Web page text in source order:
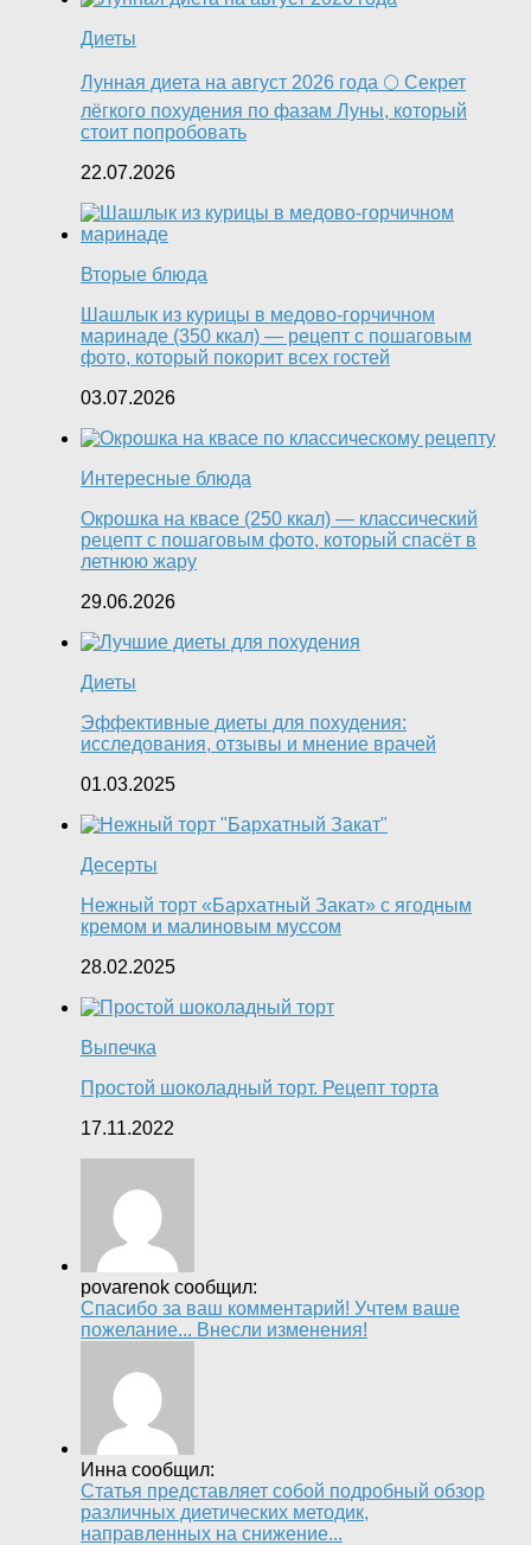
Диеты
Лунная диета на август 2026 года 🌕 Секрет
лёгкого похудения по фазам Луны, который
стоит попробовать
22.07.2026
Вторые блюда
Шашлык из курицы в медово-горчичном
маринаде (350 ккал) — рецепт с пошаговым
фото, который покорит всех гостей
03.07.2026
Интересные блюда
Окрошка на квасе (250 ккал) — классический
рецепт с пошаговым фото, который спасёт в
летнюю жару
29.06.2026
Диеты
Эффективные диеты для похудения:
исследования, отзывы и мнение врачей
01.03.2025
Десерты
Нежный торт «Бархатный Закат» с ягодным
кремом и малиновым муссом
28.02.2025
Выпечка
Простой шоколадный торт. Рецепт торта
17.11.2022
povarenok сообщил:
Спасибо за ваш комментарий! Учтем ваше
пожелание... Внесли изменения!
Инна сообщил:
Статья представляет собой подробный обзор
различных диетических методик,
направленных на снижение...